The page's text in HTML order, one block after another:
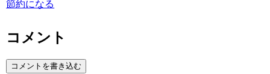
節約になる
コメント
コメントを書き込む